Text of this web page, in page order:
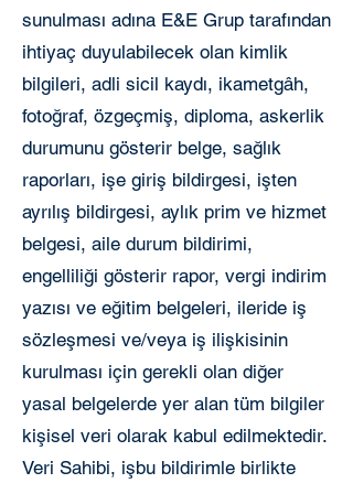
sunulması adına E&E Grup tarafından
ihtiyaç duyulabilecek olan kimlik
bilgileri, adli sicil kaydı, ikametgâh,
fotoğraf, özgeçmiş, diploma, askerlik
durumunu gösterir belge, sağlık
raporları, işe giriş bildirgesi, işten
ayrılış bildirgesi, aylık prim ve hizmet
belgesi, aile durum bildirimi,
engelliliği gösterir rapor, vergi indirim
yazısı ve eğitim belgeleri, ileride iş
sözleşmesi ve/veya iş ilişkisinin
kurulması için gerekli olan diğer
yasal belgelerde yer alan tüm bilgiler
kişisel veri olarak kabul edilmektedir.
Veri Sahibi, işbu bildirimle birlikte